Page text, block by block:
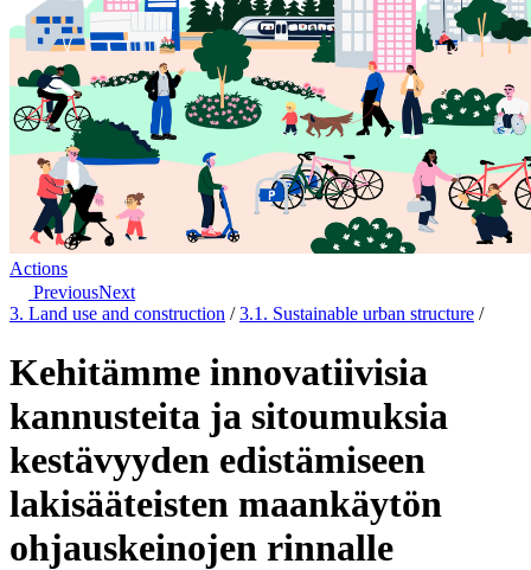
Actions
PreviousNext
3. Land use and construction /3.1. Sustainable urban structure /
Kehitämme innovatiivisia
kannusteita ja sitoumuksia
kestävyyden edistämiseen
lakisääteisten maankäytön
ohjauskeinojen rinnalle